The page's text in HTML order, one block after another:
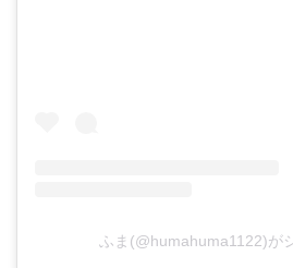
ふま(@humahuma1122)が